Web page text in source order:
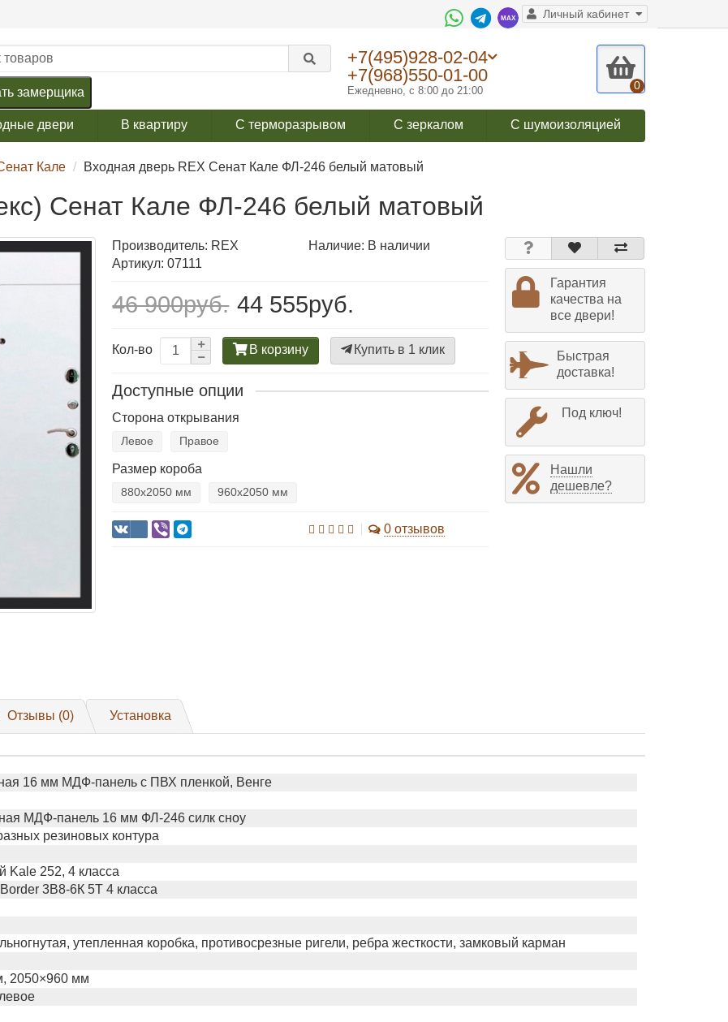
Личный кабинет
+7(495)928-02-04
+7(968)550-01-00
Ежедневно, с 8:00 до 21:00 0
замерщика
двери В квартиру С терморазрывом С зеркалом С шумоизоляцией
Кале Входная дверь REX Сенат Кале ФЛ-246 белый матовый
Сенат Кале ФЛ-246 белый матовый
Производитель: REX
Наличие: В наличии
Артикул: 07111
46 900руб. 44 555руб.
Кол-во В корзину Купить в 1 клик
Доступные опции
Сторона открывания
Левое Правое
Размер короба
880х2050 мм 960х2050 мм
0 отзывов
Гарантия
качества на
все двери!
Быстрая
доставка!
Под ключ!
Нашли
дешевле?
Отзывы (0) Установка
16 мм МДФ-панель с ПВХ пленкой, Венге
МДФ-панель 16 мм ФЛ-246 силк сноу
резиновых контура
Kale 252, 4 класса
3В8-6К 5Т 4 класса
утепленная коробка, противосрезные ригели, ребра жесткости, замковый карман
2050×960 мм